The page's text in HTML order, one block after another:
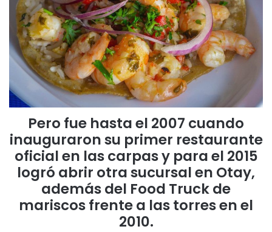
Pero fue hasta el 2007 cuando
inauguraron su primer restaurante
oficial en las carpas y para el 2015
logró abrir otra sucursal en Otay,
además del Food Truck de
mariscos frente a las torres en el
2010.